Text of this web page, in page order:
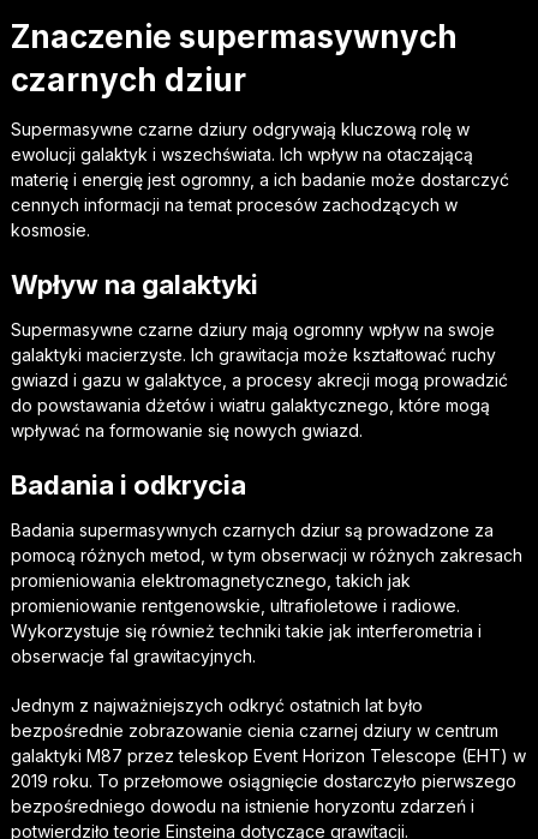
Znaczenie supermasywnych
czarnych dziur
Supermasywne czarne dziury odgrywają kluczową rolę w
ewolucji galaktyk i wszechświata. Ich wpływ na otaczającą
materię i energię jest ogromny, a ich badanie może dostarczyć
cennych informacji na temat procesów zachodzących w
kosmosie.
Wpływ na galaktyki
Supermasywne czarne dziury mają ogromny wpływ na swoje
galaktyki macierzyste. Ich grawitacja może kształtować ruchy
gwiazd i gazu w galaktyce, a procesy akrecji mogą prowadzić
do powstawania dżetów i wiatru galaktycznego, które mogą
wpływać na formowanie się nowych gwiazd.
Badania i odkrycia
Badania supermasywnych czarnych dziur są prowadzone za
pomocą różnych metod, w tym obserwacji w różnych zakresach
promieniowania elektromagnetycznego, takich jak
promieniowanie rentgenowskie, ultrafioletowe i radiowe.
Wykorzystuje się również techniki takie jak interferometria i
obserwacje fal grawitacyjnych.
Jednym z najważniejszych odkryć ostatnich lat było
bezpośrednie zobrazowanie cienia czarnej dziury w centrum
galaktyki M87 przez teleskop Event Horizon Telescope (EHT) w
2019 roku. To przełomowe osiągnięcie dostarczyło pierwszego
bezpośredniego dowodu na istnienie horyzontu zdarzeń i
potwierdziło teorie Einsteina dotyczące grawitacji.